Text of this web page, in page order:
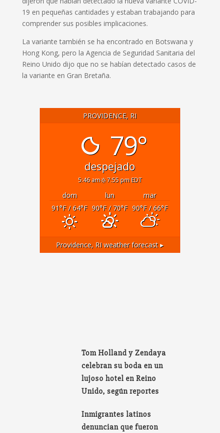
19 en pequeñas cantidades y estaban trabajando para
comprender sus posibles implicaciones.
La variante también se ha encontrado en Botswana y
Hong Kong, pero la Agencia de Seguridad Sanitaria del
Reino Unido dijo que no se habían detectado casos de
la variante en Gran Bretaña.
PROVIDENCE, RI
79°
despejado
5:46 am 7:55 pm EDT
dom lun
mar
91°F/ 64°F 90°F/ 70°F 90°F/ 66°F
Providence, RI weather forecast ▸
Tom Holland y Zendaya
celebran su boda en un
lujoso hotel en Reino
Unido, según reportes
Inmigrantes latinos
denuncian que fueron